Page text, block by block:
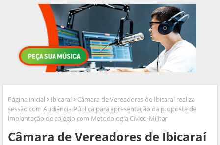
Página inicial Ibicaraí
Câmara de Vereadores de Ibicaraí realiza
sessão com Audiência Pública para apresentação da proposta de
implantação de colégio com Metodologia Cívico-Militar
Câmara de Vereadores de Ibicaraí